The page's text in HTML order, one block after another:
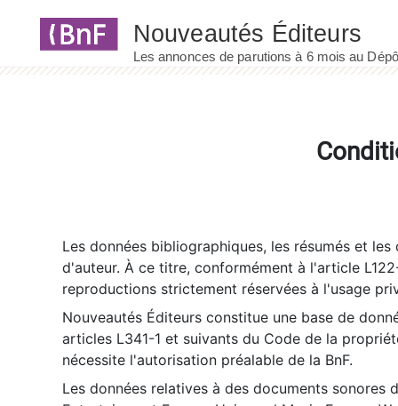
Les données bibliographiques, les résumés et
d'auteur. À ce titre, conformément à l'article
reproductions strictement réservées à l'usage
Nouveautés Éditeurs constitue une base de
articles L341-1 et suivants du Code de la
nécessite l'autorisation préalable de la BnF.
Les données relatives à des documents sonores